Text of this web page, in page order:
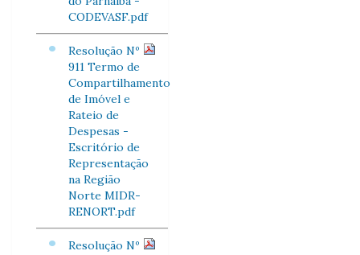
CODEVASF.pdf
Resolução Nº
911 Termo de
Compartilhamento
de Imóvel e
Rateio de
Despesas -
Escritório de
Representação
na Região
Norte MIDR-
RENORT.pdf
Resolução Nº